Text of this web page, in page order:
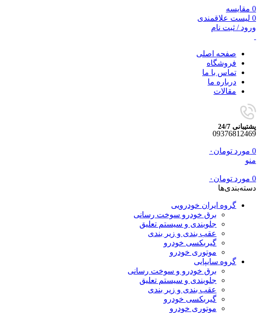
0 مقایسه
0 لیست علاقمندی
ورود / ثبت نام
صفحه اصلی
فروشگاه
تماس با ما
درباره ما
مقالات
پشتیبانی 24/7
09376812469
0 مورد تومان ۰
منو
0 مورد تومان ۰
دسته‌بندی‌ها
گروه ایران خودرویی
برق خودرو سوخت رسانی
جلوبندی و سیستم تعلیق
عقب بندی و زیر بندی
گیربکسی خودرو
موتوری خودرو
گروه سایپایی
برق خودرو و سوخت رسانی
جلوبندی و سیستم تعلیق
عقب بندی و زیر بندی
گیربکسی خودرو
موتوری خودرو